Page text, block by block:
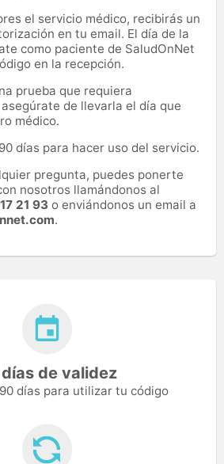
el servicio médico, recibirás un
en tu email. El día de la
como paciente de SaludOnNet
en la recepción.
prueba que requiera
de llevarla el día que
médico.
días para hacer uso del servicio.
pregunta, puedes ponerte
nosotros llamándonos al
21 93 o enviándonos un email a
.
de validez
días para utilizar tu código